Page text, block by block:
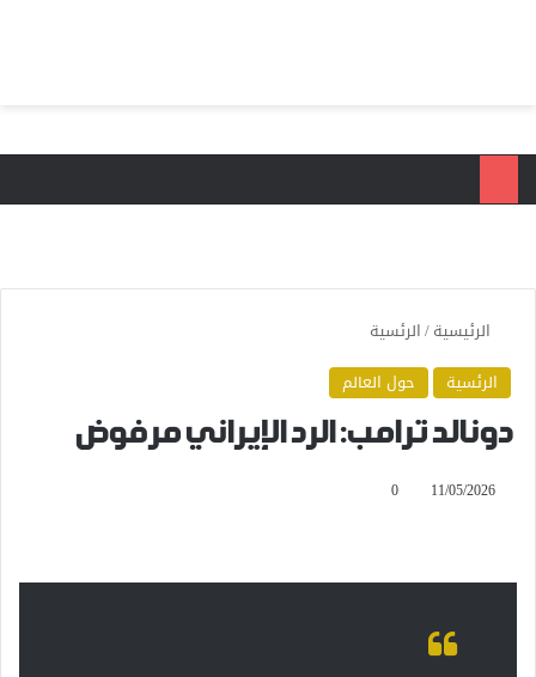
الرئيسية/الرئسية
الرئسية
حول العالم
دونالد ترامب: الرد الإيراني مرفوض
11/05/2026
0